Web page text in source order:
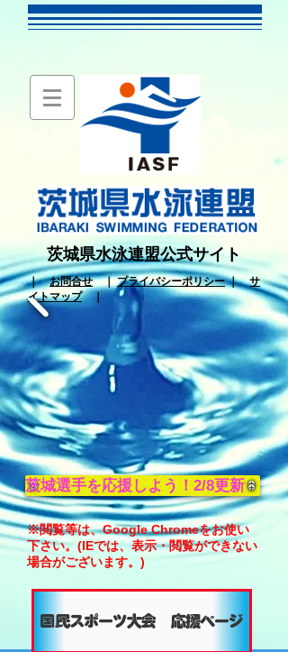
茨城県水泳連盟公式サイト
｜お問合せ｜プライバシーポリシー｜サ
イトマップ｜
茨城選手を応援しよう！2/8更新
※閲覧等は、Google Chromeをお使い
下さい。(IEでは、表示・閲覧ができない
場合がございます。)
国民スポーツ大会 応援ページ